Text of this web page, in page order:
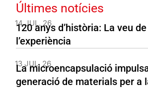
Últimes notícies
14 JUL. 26
120 anys d’història: La veu de
l’experiència
13 JUL. 26
La microencapsulació
generació de materials per a